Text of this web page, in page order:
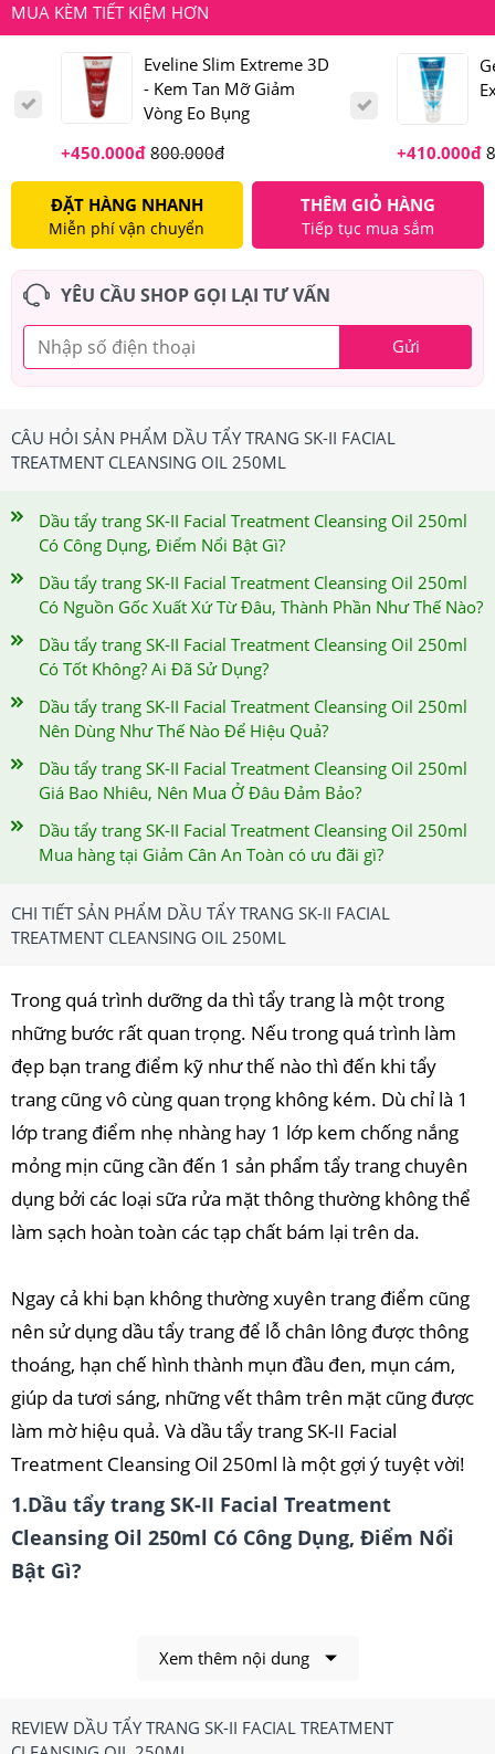
MUA KÈM TIẾT KIỆM HƠN
Eveline Slim Extreme 3D
- Kem Tan Mỡ Giảm
Vòng Eo Bụng
+450.000đ 800.000đ +410.000đ
THÊM GIỎ HÀNG
Tiếp tục mua sắm
ĐẶT HÀNG NHANH
Miễn phí vận chuyển
YÊU CẦU SHOP GỌI LẠI TƯ VẤN
Gửi
CÂU HỎI SẢN PHẨM DẦU TẨY TRANG SK-II FACIAL
TREATMENT CLEANSING OIL 250ML
Dầu tẩy trang SK-II Facial Treatment Cleansing Oil 250ml
Có Công Dụng, Điểm Nổi Bật Gì?
Dầu tẩy trang SK-II Facial Treatment Cleansing Oil 250ml
Có Nguồn Gốc Xuất Xứ Từ Đâu, Thành Phần Như Thế Nào?
Dầu tẩy trang SK-II Facial Treatment Cleansing Oil 250ml
Có Tốt Không? Ai Đã Sử Dụng?
Dầu tẩy trang SK-II Facial Treatment Cleansing Oil 250ml
Nên Dùng Như Thế Nào Để Hiệu Quả?
Dầu tẩy trang SK-II Facial Treatment Cleansing Oil 250ml
Giá Bao Nhiêu, Nên Mua Ở Đâu Đảm Bảo?
Dầu tẩy trang SK-II Facial Treatment Cleansing Oil 250ml
Mua hàng tại Giảm Cân An Toàn có ưu đãi gì?
CHI TIẾT SẢN PHẨM DẦU TẨY TRANG SK-II FACIAL
TREATMENT CLEANSING OIL 250ML
Trong quá trình dưỡng da thì tẩy trang là một trong
những bước rất quan trọng. Nếu trong quá trình làm
đẹp bạn trang điểm kỹ như thế nào thì đến khi tẩy
trang cũng vô cùng quan trọng không kém. Dù chỉ là 1
lớp trang điểm nhẹ nhàng hay 1 lớp kem chống nắng
mỏng mịn cũng cần đến 1 sản phẩm tẩy trang chuyên
dụng bởi các loại sữa rửa mặt thông thường không thể
làm sạch hoàn toàn các tạp chất bám lại trên da.
Ngay cả khi bạn không thường xuyên trang điểm cũng
nên sử dụng dầu tẩy trang để lỗ chân lông được thông
thoáng, hạn chế hình thành mụn đầu đen, mụn cám,
giúp da tươi sáng, những vết thâm trên mặt cũng được
làm mờ hiệu quả. Và dầu tẩy trang SK-II Facial
Treatment Cleansing Oil 250ml là một gợi ý tuyệt vời!
1.Dầu tẩy trang SK-II Facial Treatment
Cleansing Oil 250ml Có Công Dụng, Điểm Nổi
Bật Gì?
Xem thêm nội dung
REVIEW DẦU TẨY TRANG SK-II FACIAL TREATMENT